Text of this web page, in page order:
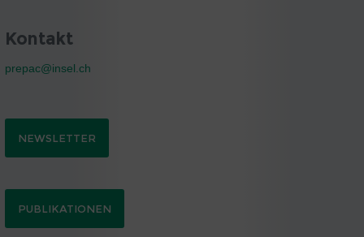
Kontakt
prepac@insel.ch
NEWSLETTER
PUBLIKATIONEN